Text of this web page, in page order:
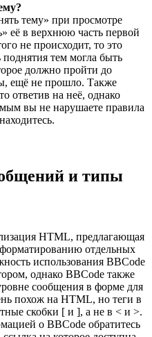
тему» при просмотре
её в верхнюю часть первой
не происходит, то это
поднятия тем могла быть
должно пройти до
ещё не прошло. Также
ответив на неё, однако
вы не нарушаете правила
и типы
HTML, предлагающая
отдельных
использования BBCode
однако BBCode также
сообщения в форме для
похож на HTML, но теги в
скобки [ и ], а не в < и >.
о BBCode обратитесь